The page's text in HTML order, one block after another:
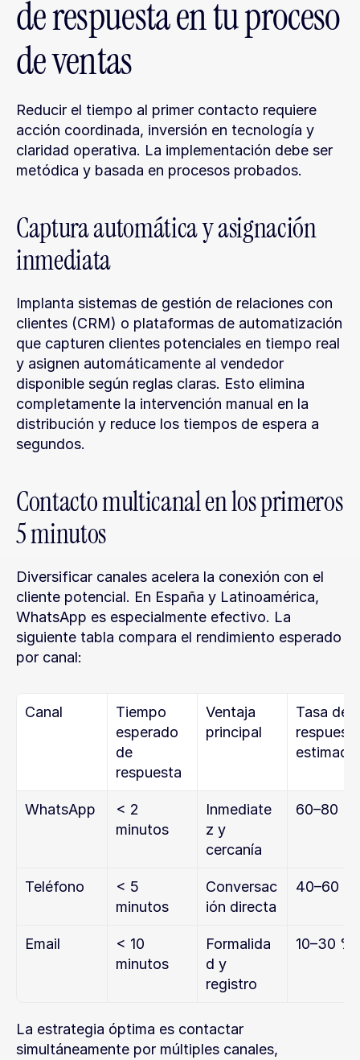
de respuesta en tu proceso
de ventas
Reducir el tiempo al primer contacto requiere
acción coordinada, inversión en tecnología y
claridad operativa. La implementación debe ser
metódica y basada en procesos probados.
Captura automática y asignación
inmediata
Implanta sistemas de gestión de relaciones con
clientes (CRM) o plataformas de automatización
que capturen clientes potenciales en tiempo real
y asignen automáticamente al vendedor
disponible según reglas claras. Esto elimina
completamente la intervención manual en la
distribución y reduce los tiempos de espera a
segundos.
Contacto multicanal en los primeros
5 minutos
Diversificar canales acelera la conexión con el
cliente potencial. En España y Latinoamérica,
WhatsApp es especialmente efectivo. La
siguiente tabla compara el rendimiento esperado
por canal:
Canal
Tiempo
esperado
de
respuesta
Ventaja
principal
Tasa de
estimada
WhatsApp
< 2
minutos
Inmediate
z y
cercanía
60–80 %
Teléfono
< 5
minutos
Conversac
ión directa
40–60 %
Email
< 10
minutos
Formalida
d y
registro
10–30 %
La estrategia óptima es contactar
simultáneamente por múltiples canales,